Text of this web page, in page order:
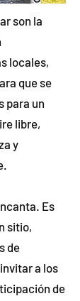
son la
locales,
que se
para un
libre,
y
Es
sitio,
de
a los
de